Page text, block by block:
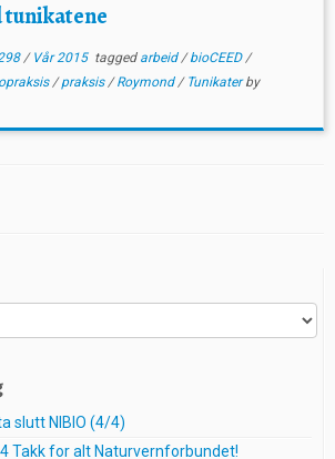
tunikatene
/ Vår 2015 tagged arbeid/bioCEED/
/praksis/Roymond/ Tunikaterby
slutt NIBIO (4/4)
Takk for alt Naturvernforbundet!